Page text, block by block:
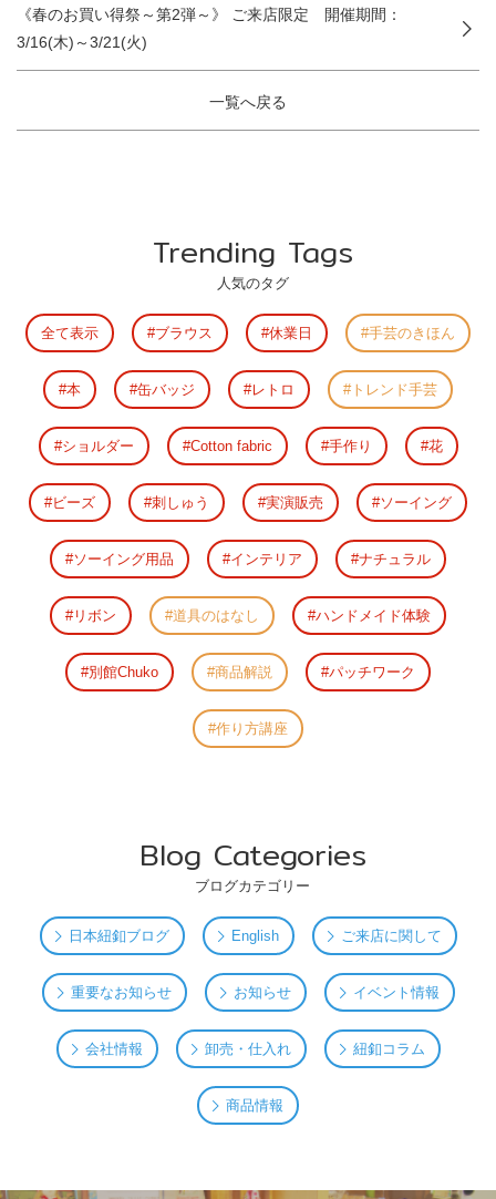
一覧へ戻る
《春のお買い得祭～第2弾～》 ご来店限定 開催期間：
3/16(木)～3/21(火)
Trending Tags
人気のタグ
全て表示 ブラウス 休業日 手芸のきほん
本 缶バッジ レトロ トレンド手芸
ショルダー Cotton fabric 手作り 花
ビーズ 刺しゅう 実演販売 ソーイング
ソーイング用品 インテリア ナチュラル
リボン 道具のはなし ハンドメイド体験
別館Chuko 商品解説 パッチワーク
作り方講座
Blog Categories
ブログカテゴリー
日本紐釦ブログ English ご来店に関して
重要なお知らせ お知らせ イベント情報
会社情報 卸売・仕入れ 紐釦コラム
商品情報